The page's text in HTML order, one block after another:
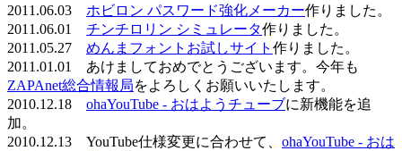
2011.06.03 ホビロン パスワード強化メーカー作りました。
2011.06.01 チンチロリン シミュレータ作りました。
2011.05.27 めんまフォントお試しサイト 作りました。
2011.01.01 あけましておめでとうございます。今年も
ZAPAnet総合情報局をよろしくお願いいたします。
2010.12.18 ohaYouTube - おはようチューブに新機能を追
加。
2010.12.13 YouTube仕様変更に合わせて、 ohaYouTube - おは